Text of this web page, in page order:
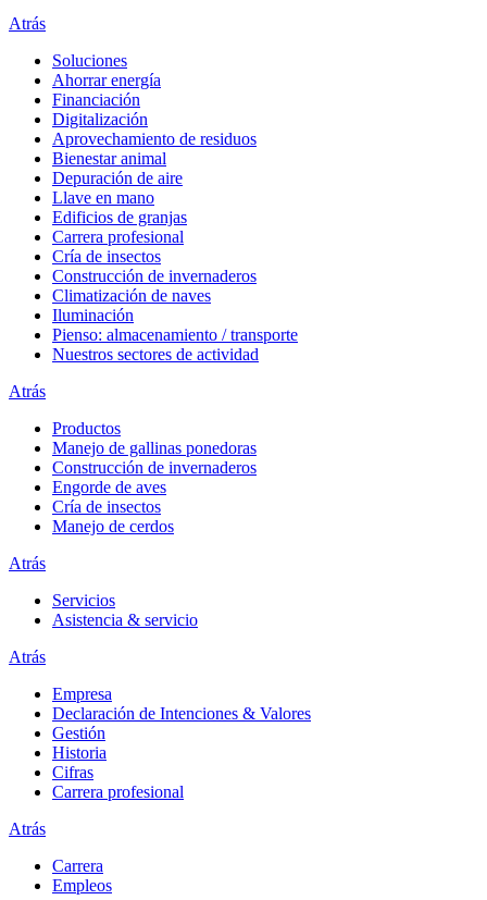
Atrás
Soluciones
Ahorrar energía
Financiación
Digitalización
Aprovechamiento de residuos
Bienestar animal
Depuración de aire
Llave en mano
Edificios de granjas
Carrera profesional
Cría de insectos
Construcción de invernaderos
Climatización de naves
Iluminación
Pienso: almacenamiento / transporte
Nuestros sectores de actividad
Atrás
Productos
Manejo de gallinas ponedoras
Construcción de invernaderos
Engorde de aves
Cría de insectos
Manejo de cerdos
Atrás
Servicios
Asistencia & servicio
Atrás
Empresa
Declaración de Intenciones & Valores
Gestión
Historia
Cifras
Carrera profesional
Atrás
Carrera
Empleos